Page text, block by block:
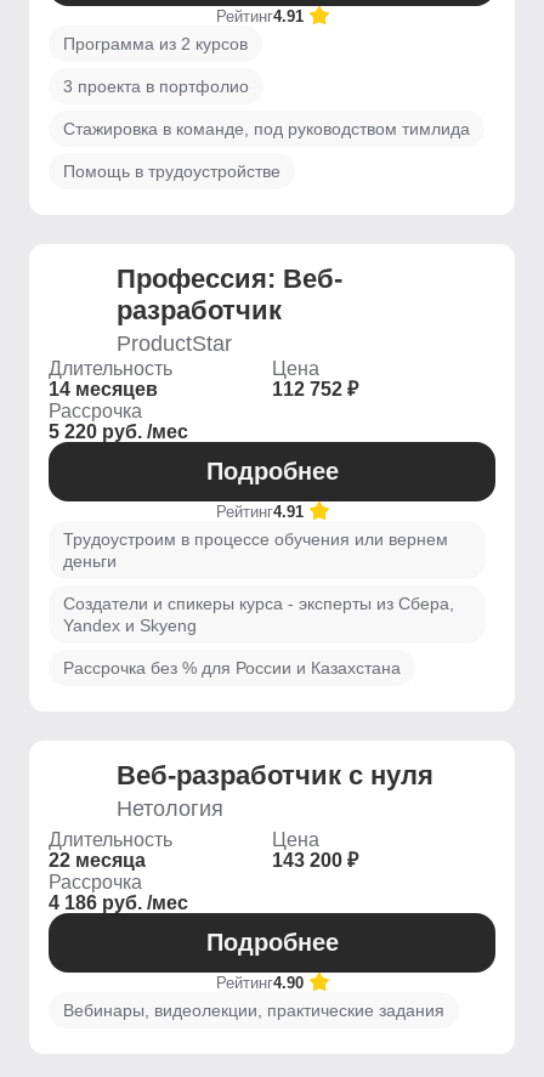
Рейтинг4.91
Программа из 2 курсов
3 проекта в портфолио
Стажировка в команде, под руководством тимлида
Помощь в трудоустройстве
Профессия: Веб-
разработчик
ProductStar
Длительность
14 месяцев
Цена
112 752 ₽
Рассрочка
5 220 руб. /мес
Подробнее
Рейтинг4.91
Трудоустроим в процессе обучения или вернем
деньги
Создатели и спикеры курса - эксперты из Сбера,
Yandex и Skyeng
Рассрочка без % для России и Казахстана
Веб-разработчик с нуля
Нетология
Длительность
22 месяца
Цена
143 200 ₽
Рассрочка
4 186 руб. /мес
Подробнее
Рейтинг4.90
Вебинары, видеолекции, практические задания